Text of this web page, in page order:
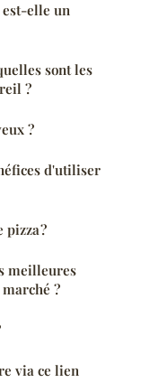
elle un
sont les
?
?
d'utiliser
?
meilleures
?
via ce lien